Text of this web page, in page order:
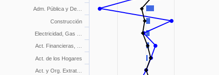
Adm. Pública y De…
Construcción
Electricidad, Gas …
Act. Financieras, …
Act. de los Hogares
Act. y Org. Extrat…